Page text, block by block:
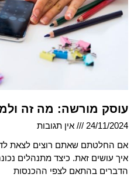
עוסק מורשה: מה זה
24/11/2024
אין תגובות
אם החלטתם שאתם רוצים לצאת
איך עושים זאת. כיצד מתנהלים
הדברים בהתאם לצפי ההכנסות